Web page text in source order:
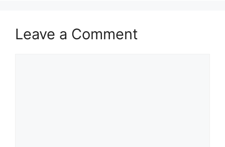
Leave a Comment